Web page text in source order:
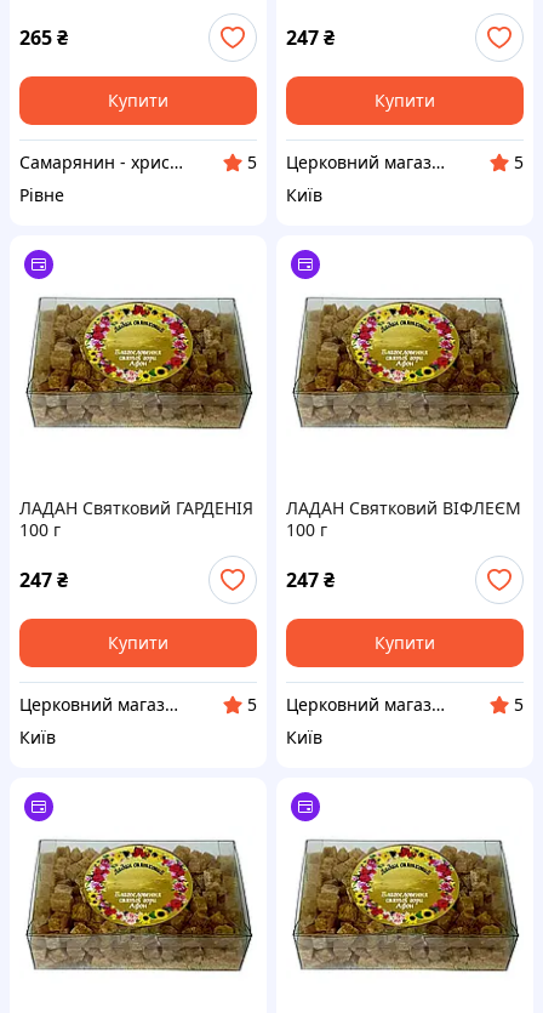
265₴
Купити
Самарянин - християнська книга
5
Рівне
247₴
Купити
Церковний магазин "АФОН"
5
Київ
ЛАДАН Святковий ГАРДЕНІЯ
100 г
247₴
Купити
Церковний магазин "АФОН"
5
Київ
ЛАДАН Святковий ВІФЛЕЄМ
100 г
247₴
Купити
Церковний магазин "АФОН"
5
Київ